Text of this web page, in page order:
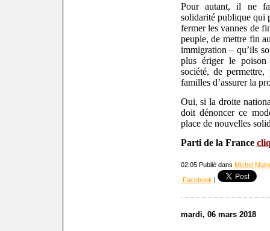
Pour autant, il ne
solidarité publique qui
fermer les vannes de
peuple, de mettre fin
immigration – qu’ils
plus ériger le
société, de
familles d’assurer la
Oui, si la droite
doit dénoncer ce
place de nouvelles
Parti de la France
02:05 Publié dans Michel
Facebook |
mardi, 06 mars 2018